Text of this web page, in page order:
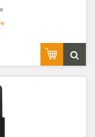
Pouzdra pro jiný model